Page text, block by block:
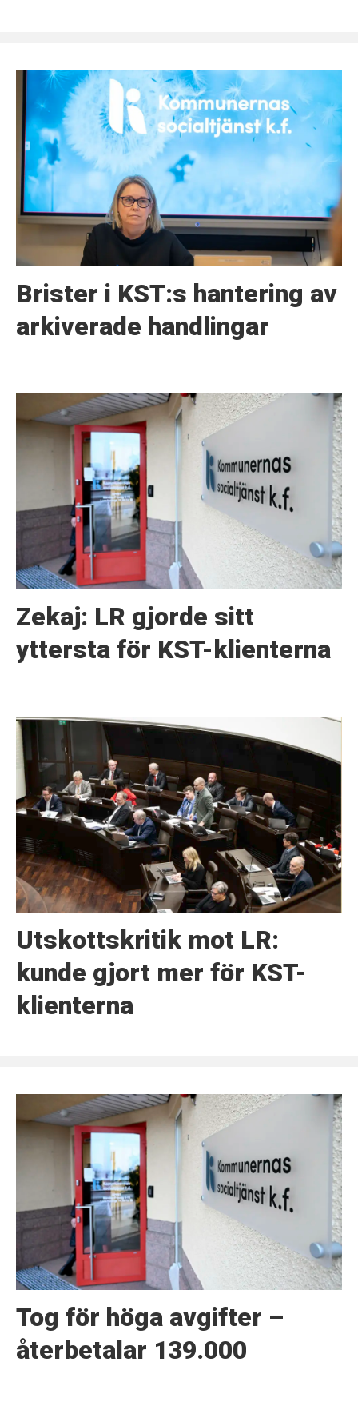
Brister i KST:s hantering av
arkiverade handlingar
Zekaj: LR gjorde sitt
yttersta för KST-klienterna
Utskottskritik mot LR:
kunde gjort mer för KST-
klienterna
Tog för höga avgifter –
återbetalar 139.000